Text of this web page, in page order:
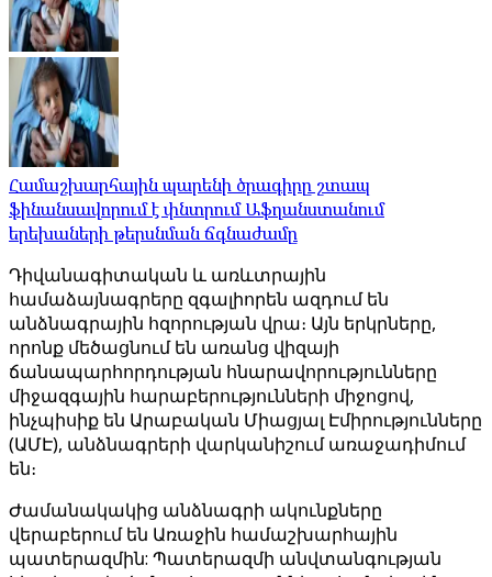
Համաշխարհային պարենի ծրագիրը շտապ
ֆինանսավորում է փնտրում Աֆղանստանում
երեխաների թերսնման ճգնաժամը
Դիվանագիտական ​​և առևտրային
համաձայնագրերը զգալիորեն ազդում են
անձնագրային հզորության վրա։ Այն երկրները,
որոնք մեծացնում են առանց վիզայի
ճանապարհորդության հնարավորությունները
միջազգային հարաբերությունների միջոցով,
ինչպիսիք են Արաբական Միացյալ Էմիրությունները
(ԱՄԷ), անձնագրերի վարկանիշում առաջադիմում
են։
Ժամանակակից անձնագրի ակունքները
վերաբերում են Առաջին համաշխարհային
պատերազմին: Պատերազմի անվտանգության